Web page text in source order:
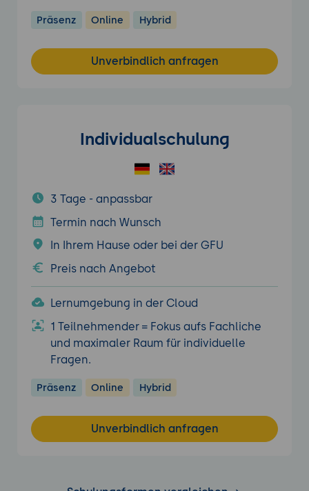
Präsenz Online Hybrid
Unverbindlich anfragen
Individualschulung
3 Tage - anpassbar
Termin nach Wunsch
In Ihrem Hause oder bei der GFU
Preis nach Angebot
Lernumgebung in der Cloud
1 Teilnehmender = Fokus aufs Fachliche
und maximaler Raum für individuelle
Fragen.
Präsenz Online Hybrid
Unverbindlich anfragen